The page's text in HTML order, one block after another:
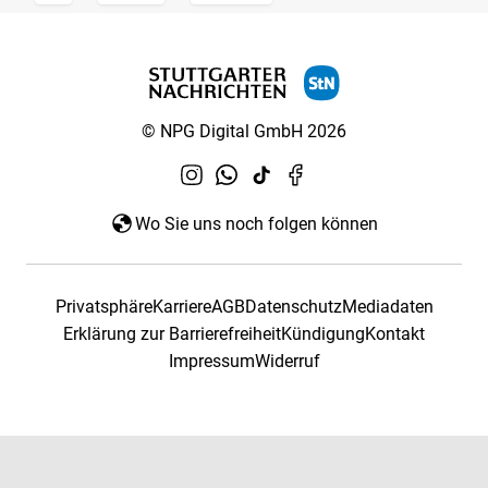
© NPG Digital GmbH 2026
Wo Sie uns noch folgen können
PrivatsphäreKarriereAGBDatenschutzMediadaten
Erklärung zur BarrierefreiheitKündigungKontakt
ImpressumWiderruf